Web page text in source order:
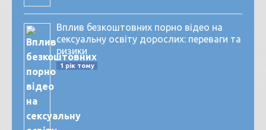
Вплив безкоштовних порно відео на
сексуальну освіту дорослих: переваги та
ризики
1 рік тому